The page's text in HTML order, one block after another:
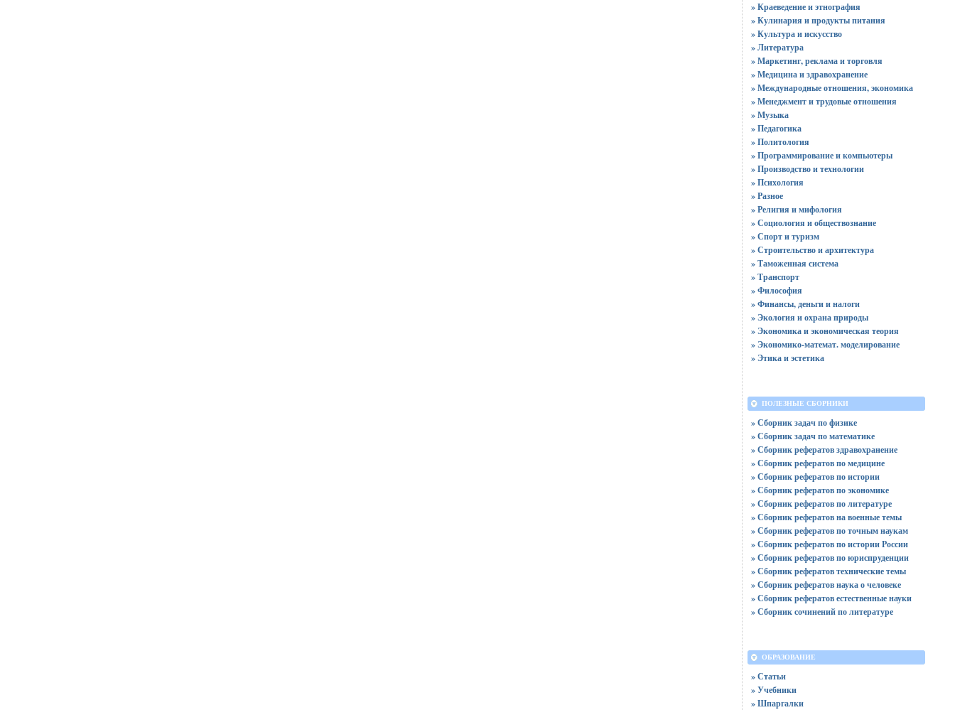
» Краеведение и этнография
» Кулинария и продукты питания
» Культура и искусство
» Литература
» Маркетинг, реклама и торговля
» Медицина и здравохранение
» Международные отношения, экономика
» Менеджмент и трудовые отношения
» Музыка
» Педагогика
» Политология
» Программирование и компьютеры
» Производство и технологии
» Психология
» Разное
» Религия и мифология
» Социология и обществознание
» Спорт и туризм
» Строительство и архитектура
» Таможенная система
» Транспорт
» Философия
» Финансы, деньги и налоги
» Экология и охрана природы
» Экономика и экономическая теория
» Экономико-математ. моделирование
» Этика и эстетика
ПОЛЕЗНЫЕ СБОРНИКИ
» Сборник задач по физике
» Сборник задач по математике
» Сборник рефератов здравохранение
» Сборник рефератов по медицине
» Сборник рефератов по истории
» Сборник рефератов по экономике
» Сборник рефератов по литературе
» Сборник рефератов на военные темы
» Сборник рефератов по точным наукам
» Сборник рефератов по истории России
» Сборник рефератов по юриспруденции
» Сборник рефератов технические темы
» Сборник рефератов наука о человеке
» Сборник рефератов естественные науки
» Сборник сочинений по литературе
ОБРАЗОВАНИЕ
» Статьи
» Учебники
» Шпаргалки